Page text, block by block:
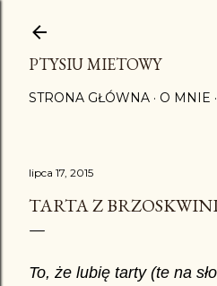
PTYSIU MIETOWY
STRONA GŁÓWNA O MNIE
lipca 17, 2015
TARTA Z
To, że lubię tarty (te na